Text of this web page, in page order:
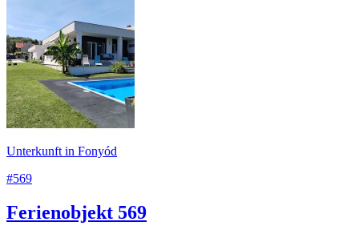
Unterkunft in Fonyód
#569
Ferienobjekt 569